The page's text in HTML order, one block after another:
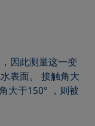
因此测量这一变
表面。 接触角大
大于150° ，则被